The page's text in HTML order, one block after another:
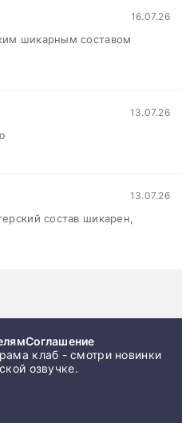
16.07.26
шикарным составом
13.07.26
13.07.26
состав шикарен,
Соглашение
клаб - смотри новинки
озвучке.